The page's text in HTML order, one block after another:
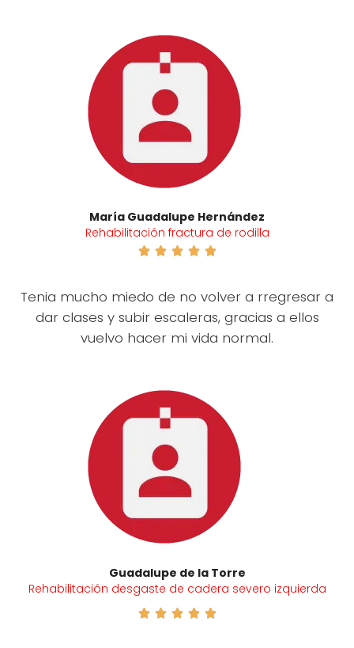
María Guadalupe Hernández
Rehabilitación fractura de rodilla
    
Tenia mucho miedo de no volver a rregresar a
dar clases y subir escaleras, gracias a ellos
vuelvo hacer mi vida normal.
Guadalupe de la Torre
Rehabilitación desgaste de cadera severo izquierda
    